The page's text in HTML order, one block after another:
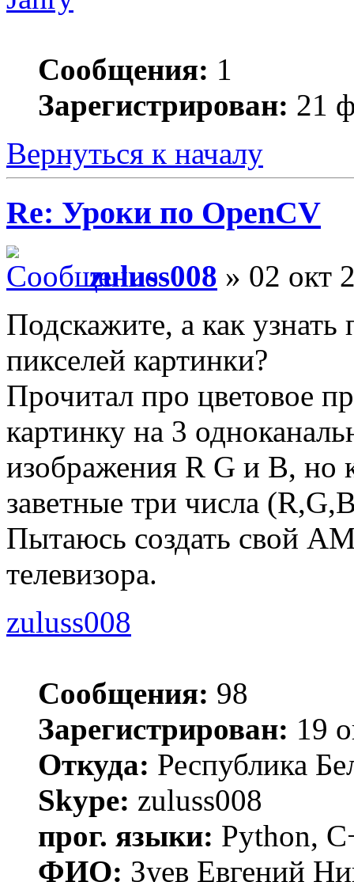
Сообщения: 1
Зарегистрирован: 21
Вернуться к началу
Re: Уроки по OpenCV
zuluss008 » 02 окт
Подскажите, а как
пикселей картинки?
Прочитал про цветовое
картинку на 3
изображения R G и B, но
заветные три числа
Пытаюсь создать свой
телевизора.
zuluss008
Сообщения: 98
Зарегистрирован: 19
Откуда: Республика
Skype: zuluss008
прог. языки: Python,
ФИО: Зуев Евгений